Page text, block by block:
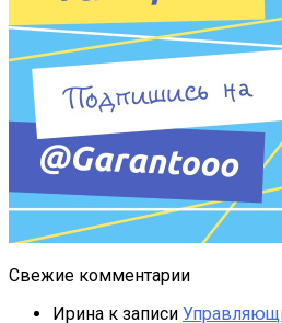
Свежие комментарии
Ирина к записи